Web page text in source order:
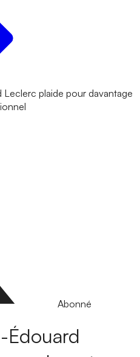
Leclerc plaide pour davantage
Abonné
Édouard